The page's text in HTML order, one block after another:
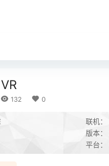
132 0
联机：
版本：
平台：